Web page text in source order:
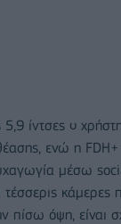
ίντσες ο
ενώ η FDH+
μέσω
κάμερες
πίσω όψη, είναι